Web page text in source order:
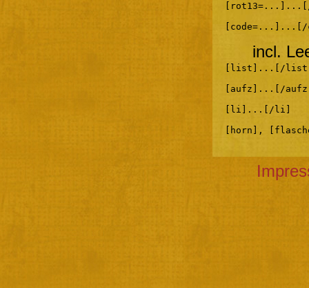
[code=...]...[/
incl.
[list]...[/
[aufz]...[/
[li]...[/li]
[horn],